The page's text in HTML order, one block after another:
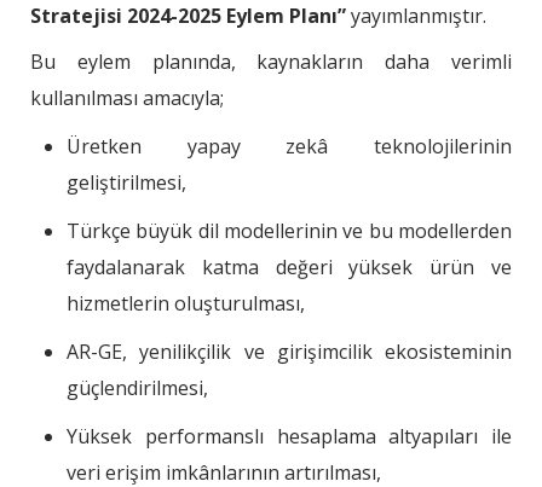
Stratejisi 2024-2025 Eylem Planı”yayımlanmıştır.
Bu eylem planında, kaynakların daha verimli
kullanılması amacıyla;
Üretken yapay zekâ teknolojilerinin
geliştirilmesi,
Türkçe büyük dil modellerinin ve bu modellerden
faydalanarak katma değeri yüksek ürün ve
hizmetlerin oluşturulması,
AR-GE, yenilikçilik ve girişimcilik ekosisteminin
güçlendirilmesi,
Yüksek performanslı hesaplama altyapıları ile
veri erişim imkânlarının artırılması,